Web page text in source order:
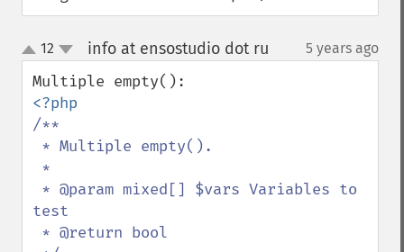
up
down
12 info at ensostudio dot ru 5 years ago
/**
test